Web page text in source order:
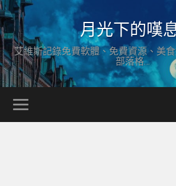
月光下的嘆
艾維斯記錄免費軟體、免費資源、美
部落格…